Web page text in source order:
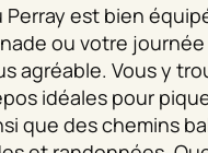
Perray est bien
ou votre
agréable. Vous y
idéales pour
que des chemins